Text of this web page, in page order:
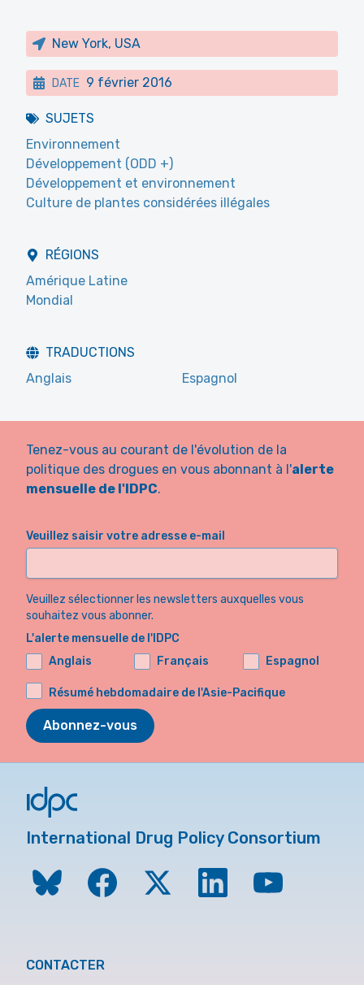
New York, USA
DATE 9 février 2016
SUJETS
Environnement
Développement (ODD +)
Développement et environnement
Culture de plantes considérées illégales
RÉGIONS
Amérique Latine
Mondial
TRADUCTIONS
Anglais
Espagnol
Tenez-vous au courant de l'évolution de la
politique des drogues en vous abonnant à l'alerte
mensuelle de l'IDPC.
Veuillez saisir votre adresse e-mail
Veuillez sélectionner les newsletters auxquelles vous
souhaitez vous abonner.
L'alerte mensuelle de l'IDPC
Anglais
Français Espagnol
Résumé hebdomadaire de l'Asie-Pacifique
Abonnez-vous
International Drug Policy Consortium
CONTACTER